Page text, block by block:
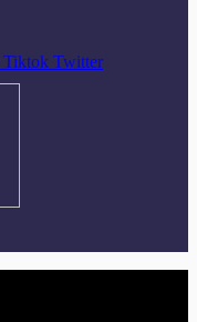
Tiktok Twitter